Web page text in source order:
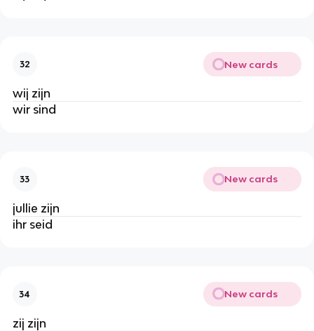
32 New cards
wij zijn
wir sind
33 New cards
jullie zijn
ihr seid
34 New cards
zij zijn